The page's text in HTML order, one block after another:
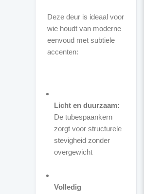
Deze deur is ideaal voor
wie houdt van moderne
eenvoud met subtiele
accenten:
Licht en duurzaam:
De tubespaankern
zorgt voor structurele
stevigheid zonder
overgewicht
Volledig